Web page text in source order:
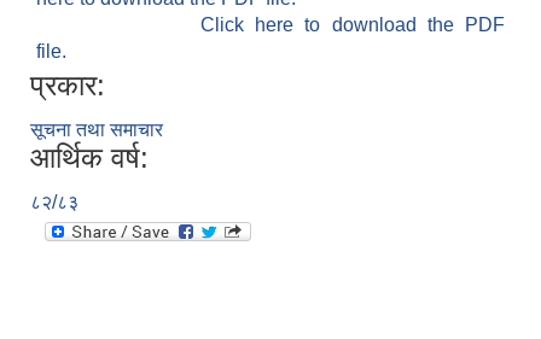
Click here to download the PDF
file.
प्रकार:
सूचना तथा समाचार
आर्थिक वर्ष:
८२/८३